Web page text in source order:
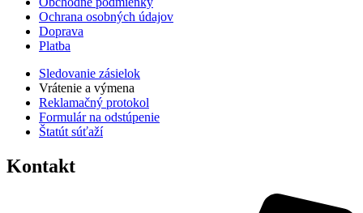
Ochrana osobných údajov
Doprava
Platba
Sledovanie zásielok
Vrátenie a výmena
Reklamačný protokol
Formulár na odstúpenie
Štatút súťaží
Kontakt